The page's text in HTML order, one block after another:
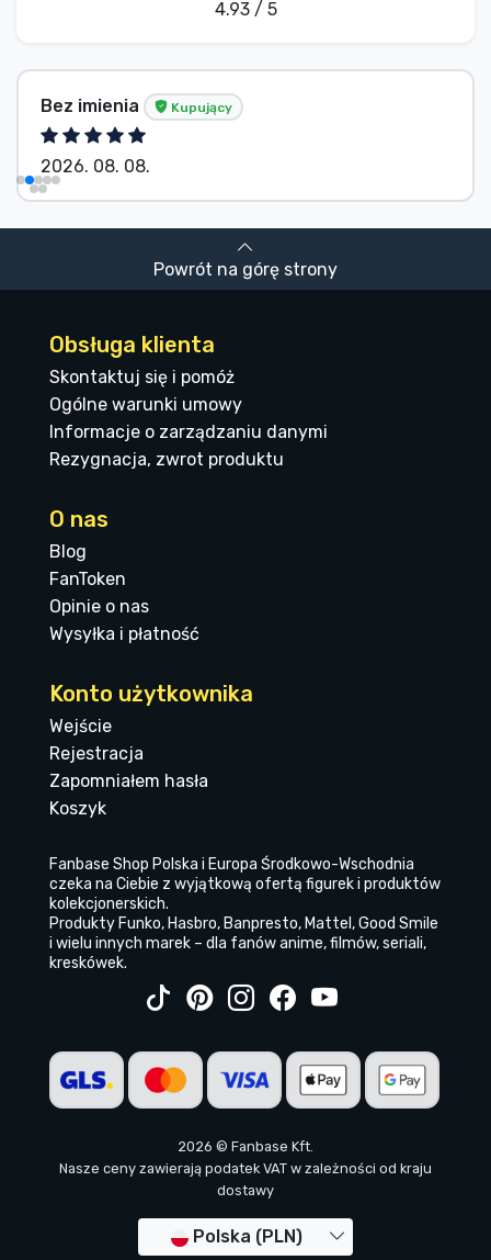
4.93 / 5
Kupujący
Powrót na górę strony
Obsługa klienta
Skontaktuj się i pomóż
Ogólne warunki umowy
Informacje o zarządzaniu danymi
Rezygnacja, zwrot produktu
O nas
Blog
FanToken
Opinie o nas
Wysyłka i płatność
Konto użytkownika
Wejście
Rejestracja
Zapomniałem hasła
Koszyk
Fanbase Shop Polska i Europa Środkowo-Wschodnia
czeka na Ciebie z wyjątkową ofertą figurek i produktów
kolekcjonerskich.
Produkty Funko, Hasbro, Banpresto, Mattel, Good Smile
i wielu innych marek – dla fanów anime, filmów, seriali,
kreskówek.
2026 © Fanbase Kft.
Nasze ceny zawierają podatek VAT w zależności od kraju
dostawy
Polska (PLN)